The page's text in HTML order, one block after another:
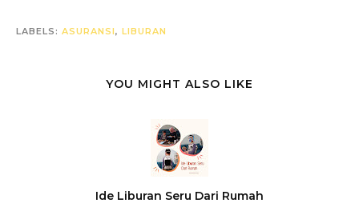
LABELS: ASURANSI, LIBURAN
YOU MIGHT ALSO LIKE
Ide Liburan Seru Dari Rumah